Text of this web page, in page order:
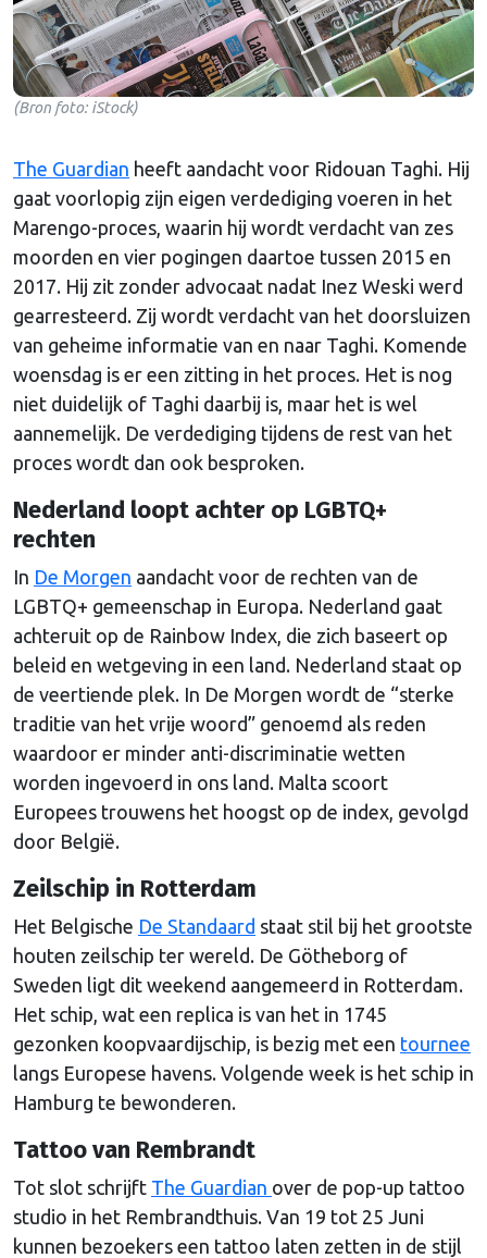
(Bron foto: iStock)
The Guardian heeft aandacht voor Ridouan Taghi. Hij
gaat voorlopig zijn eigen verdediging voeren in het
Marengo-proces, waarin hij wordt verdacht van zes
moorden en vier pogingen daartoe tussen 2015 en
2017. Hij zit zonder advocaat nadat Inez Weski werd
gearresteerd. Zij wordt verdacht van het doorsluizen
van geheime informatie van en naar Taghi. Komende
woensdag is er een zitting in het proces. Het is nog
niet duidelijk of Taghi daarbij is, maar het is wel
aannemelijk. De verdediging tijdens de rest van het
proces wordt dan ook besproken.
Nederland loopt achter op LGBTQ+
rechten
In De Morgen aandacht voor de rechten van de
LGBTQ+ gemeenschap in Europa. Nederland gaat
achteruit op de Rainbow Index, die zich baseert op
beleid en wetgeving in een land. Nederland staat op
de veertiende plek. In De Morgen wordt de “sterke
traditie van het vrije woord” genoemd als reden
waardoor er minder anti-discriminatie wetten
worden ingevoerd in ons land. Malta scoort
Europees trouwens het hoogst op de index, gevolgd
door België.
Zeilschip in Rotterdam
Het Belgische De Standaard staat stil bij het grootste
houten zeilschip ter wereld. De Götheborg of
Sweden ligt dit weekend aangemeerd in Rotterdam.
Het schip, wat een replica is van het in 1745
gezonken koopvaardijschip, is bezig met een tournee
langs Europese havens. Volgende week is het schip in
Hamburg te bewonderen.
Tattoo van Rembrandt
Tot slot schrijft The Guardian over de pop-up tattoo
studio in het Rembrandthuis. Van 19 tot 25 Juni
kunnen bezoekers een tattoo laten zetten in de stijl